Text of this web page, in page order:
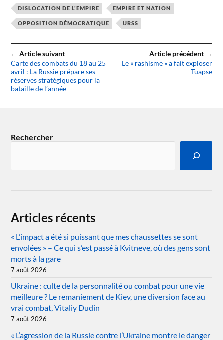
DISLOCATION DE L'EMPIRE EMPIRE ET NATION
OPPOSITION DÉMOCRATIQUE URSS
← Article suivant
Carte des combats du 18 au 25
avril : La Russie prépare ses
réserves stratégiques pour la
bataille de l’année
Article précédent →
Le « rashisme » a fait exploser
Tuapse
Rechercher
Articles récents
« L’impact a été si puissant que mes chaussettes se sont
envolées » – Ce qui s’est passé à Kvitneve, où des gens sont
morts à la gare
7 août 2026
Ukraine : culte de la personnalité ou combat pour une vie
meilleure ? Le remaniement de Kiev, une diversion face au
vrai combat, Vitaliy Dudin
7 août 2026
« L’agression de la Russie contre l’Ukraine montre le danger